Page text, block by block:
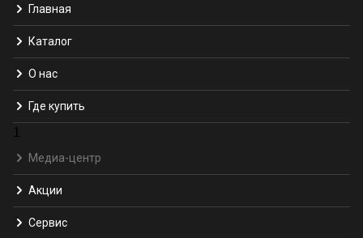
Главная
Каталог
О нас
Где купить
1
Медиа-центр
Акции
Сервис